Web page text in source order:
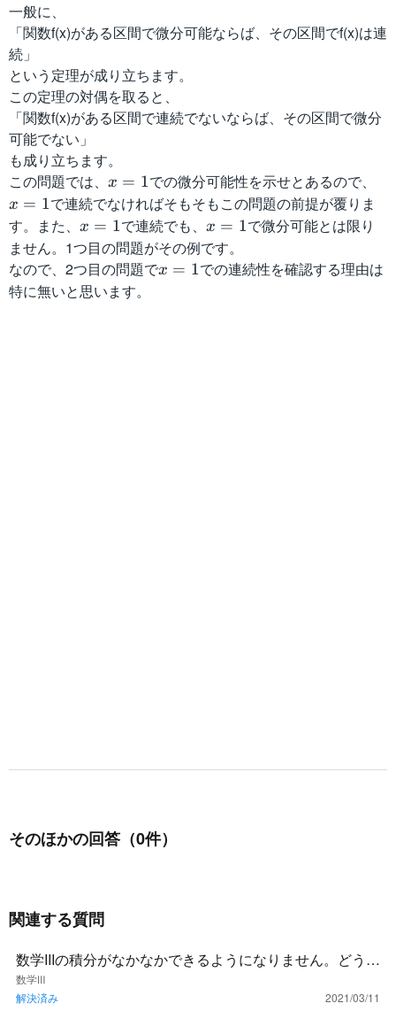
一般に、
「関数f(x)がある区間で微分可能ならば、その区間でf(x)は連
続」
という定理が成り立ちます。
この定理の対偶を取ると、
「関数f(x)がある区間で連続でないならば、その区間で微分
可能でない」
も成り立ちます。
この問題では、 x
=
1
x = 1での微分可能性を示せとあるので、
x = 1で連続でなければそもそもこの問題の前提が覆りま
す。また、 x
=
1
x = 1で連続でも、 x
=
1
x = 1で微分可能とは限り
ません。1つ目の問題がその例です。
なので、2つ目の問題でx
x = 1での連続性を確認する理由は
特に無いと思います。
そのほかの回答（0件）
関連する質問
数学IIIの積分がなかなかできるようになりません。どうす
れば良いでしょうか？アドバイスお願いします。
数学Ⅲ
解決済み
2021/03/11